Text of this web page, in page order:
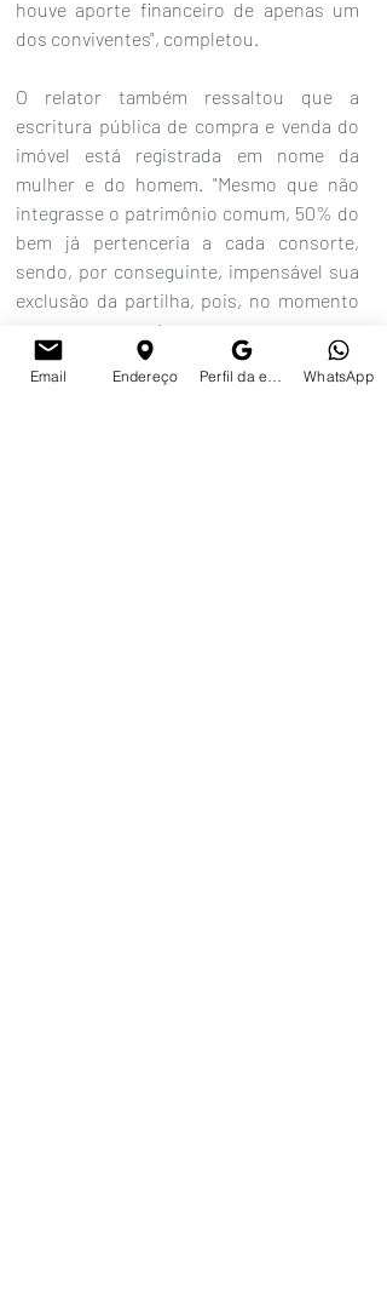
houve aporte financeiro de apenas um
dos conviventes", completou.
O relator também ressaltou que a
escritura pública de compra e venda do
imóvel está registrada em nome da
mulher e do homem. "Mesmo que não
integrasse o patrimônio comum, 50% do
bem já pertenceria a cada consorte,
sendo, por conseguinte, impensável sua
exclusão da partilha, pois, no momento
em que as partes compareceram em
cartório e firmaram a escritura de
compra e venda em nome dos dois,
Email Endereço WhatsApp